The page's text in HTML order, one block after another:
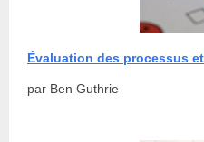
Évaluation des processus
par Ben Guthrie